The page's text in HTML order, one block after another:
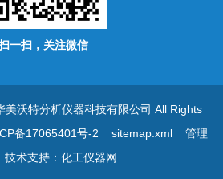
一扫，关注微信
沃特分析仪器科技有限公司 All Rights
备17065401号-2 sitemap.xml
管理
术支持： 化工仪器网